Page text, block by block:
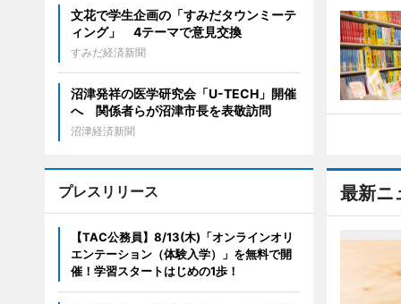
最新ニ
文花で学生企画の「すみだタウンミーテ
ィング」 4テーマで意見交換
すみだ経済新聞
沼津発祥の医学研究会「U-TECH」開催
へ 関係者らが沼津市長を表敬訪問
沼津経済新聞
プレスリリース
【TAC公務員】8/13(木)「オンラインオリ
エンテーション（体験入学）」を無料で開
催！学習スタートはじめの1歩！